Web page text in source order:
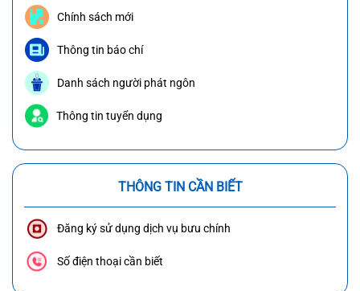
Chính sách mới
Thông tin báo chí
Danh sách người phát ngôn
Thông tin tuyển dụng
THÔNG TIN CẦN BIẾT
Đăng ký sử dụng dịch vụ bưu chính
Số điện thoại cần biết